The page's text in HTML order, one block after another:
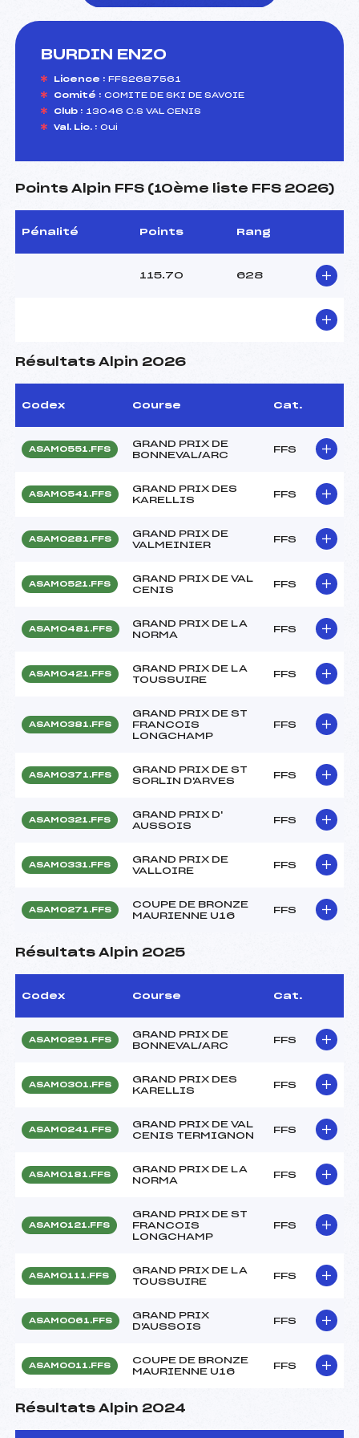
BURDIN ENZO
Licence : FFS2687561
Comité : COMITE DE SKI DE SAVOIE
Club : 13046 C.S VAL CENIS
Val. Lic. : Oui
Points Alpin FFS (10ème liste FFS 2026)
Pénalité Points Rang
115.70 628
Résultats Alpin 2026
Codex Course Cat.
ASAM0551.FFS
GRAND PRIX DE
BONNEVAL/ARC
FFS
ASAM0541.FFS
GRAND PRIX DES
KARELLIS
FFS
ASAM0281.FFS
GRAND PRIX DE
VALMEINIER
FFS
ASAM0521.FFS
GRAND PRIX DE VAL
CENIS
FFS
ASAM0481.FFS
GRAND PRIX DE LA
NORMA
FFS
ASAM0421.FFS
GRAND PRIX DE LA
TOUSSUIRE
FFS
ASAM0381.FFS
GRAND PRIX DE ST
FRANCOIS
LONGCHAMP
FFS
ASAM0371.FFS
GRAND PRIX DE ST
SORLIN D'ARVES
FFS
ASAM0321.FFS
GRAND PRIX D'
AUSSOIS
FFS
ASAM0331.FFS
GRAND PRIX DE
VALLOIRE
FFS
ASAM0271.FFS
COUPE DE BRONZE
MAURIENNE U16
FFS
Résultats Alpin 2025
Codex Course Cat.
ASAM0291.FFS
GRAND PRIX DE
BONNEVAL/ARC
FFS
ASAM0301.FFS
GRAND PRIX DES
KARELLIS
FFS
ASAM0241.FFS
GRAND PRIX DE VAL
CENIS TERMIGNON
FFS
ASAM0181.FFS
GRAND PRIX DE LA
NORMA
FFS
ASAM0121.FFS
GRAND PRIX DE ST
FRANCOIS
LONGCHAMP
FFS
ASAM0111.FFS
GRAND PRIX DE LA
TOUSSUIRE
FFS
ASAM0061.FFS
GRAND PRIX
D'AUSSOIS
FFS
ASAM0011.FFS
COUPE DE BRONZE
MAURIENNE U16
FFS
Résultats Alpin 2024